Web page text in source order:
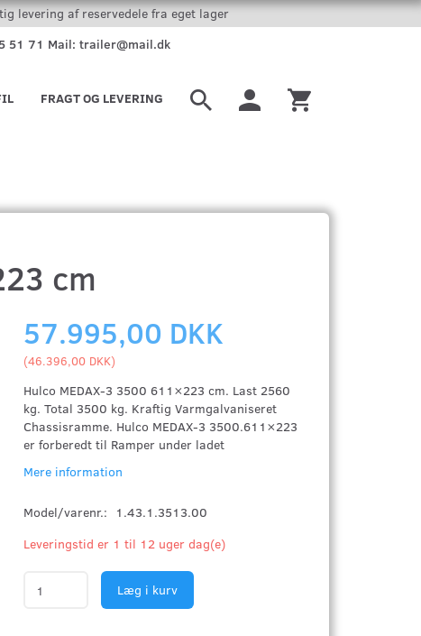
levering af reservedele fra eget lager
51 71 Mail: trailer@mail.dk
FRAGT OG LEVERING
cm
57.995,00 DKK
(46.396,00 DKK)
Hulco MEDAX-3 3500 611×223 cm. Last 2560
kg. Total 3500 kg. Kraftig Varmgalvaniseret
Chassisramme. Hulco MEDAX-3 3500.611×223
er forberedt til Ramper under ladet
Mere information
Model/varenr.:
1.43.1.3513.00
Leveringstid er 1 til 12 uger dag(e)
Læg i kurv